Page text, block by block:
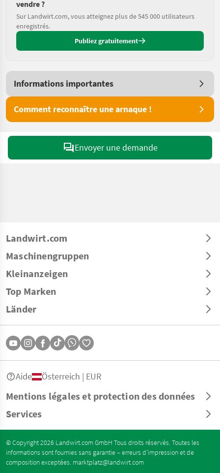
vendre ?
Sur Landwirt.com, vous atteignez plus de 545 000 utilisateurs
enregistrés.
Publiez gratuitement
Informations importantes
Comment reconnaître une arnaque !
Envoyer une demande
Landwirt.com
Maschinengruppen
Kleinanzeigen
Top Marken
Länder
Mentions légales et protection des données
Services
Aide Österreich | EUR
© Copyright 2026 Landwirt.com GmbH Tous droits réservés. Toutes les
informations sont fournies sans garantie – erreurs d’impression et de
composition exceptées. marktplatz@landwirt.com